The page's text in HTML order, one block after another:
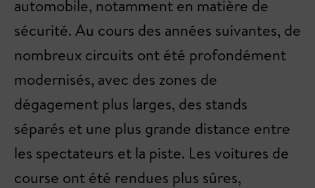
automobile, notamment en matière de
sécurité. Au cours des années suivantes, de
nombreux circuits ont été profondément
modernisés, avec des zones de
dégagement plus larges, des stands
séparés et une plus grande distance entre
les spectateurs et la piste. Les voitures de
course ont été rendues plus sûres,